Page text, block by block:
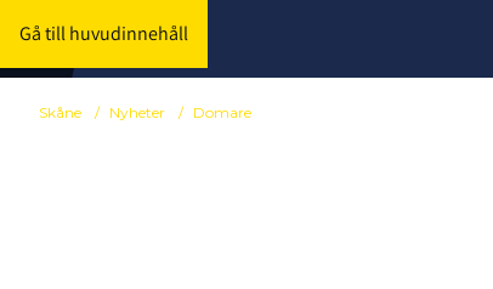
Gå till huvudinnehåll
Skåne / Nyheter / Domare